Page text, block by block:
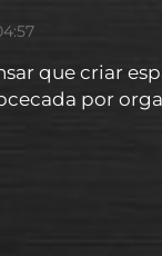
que criar
por
e